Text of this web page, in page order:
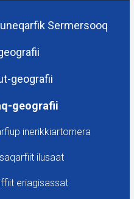
Sermersooq
geografii
geografii
inerikkiartornera
ilusaat
eriagisassat